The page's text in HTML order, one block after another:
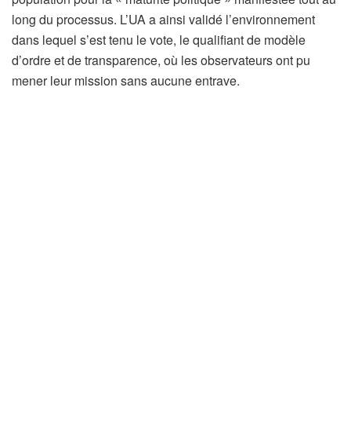
long du processus. L’UA a ainsi validé l’environnement
dans lequel s’est tenu le vote, le qualifiant de modèle
d’ordre et de transparence, où les observateurs ont pu
mener leur mission sans aucune entrave.